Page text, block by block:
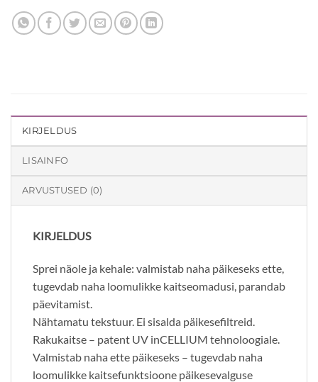
KIRJELDUS
LISAINFO
ARVUSTUSED (0)
KIRJELDUS
Sprei näole ja kehale: valmistab naha päikeseks ette,
tugevdab naha loomulikke kaitseomadusi, parandab
päevitamist.
Nähtamatu tekstuur. Ei sisalda päikesefiltreid.
Rakukaitse – patent UV inCELLIUM tehnoloogiale.
Valmistab naha ette päikeseks – tugevdab naha
loomulikke kaitsefunktsioone päikesevalguse